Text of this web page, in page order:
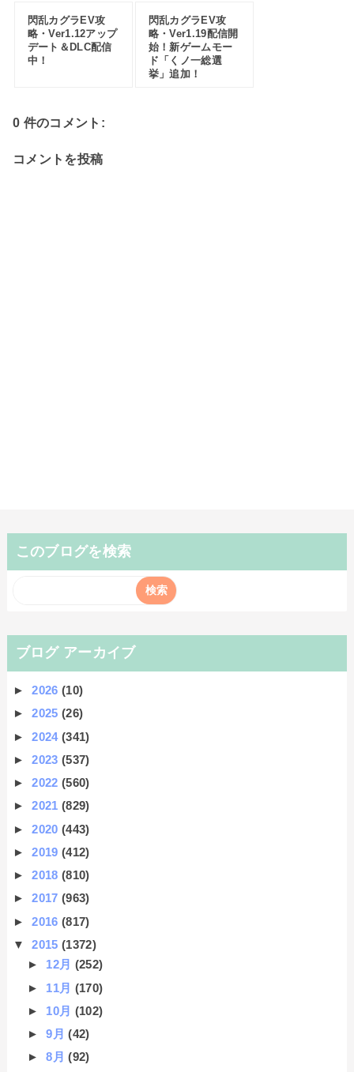
閃乱カグラEV攻
略・Ver1.12アップ
デート＆DLC配信
中！
閃乱カグラEV攻
略・Ver1.19配信開
始！新ゲームモー
ド「くノ一総選
挙」追加！
0 件のコメント:
コメントを投稿
このブログを検索
ブログ アーカイブ
►2026(10)
►2025(26)
►2024(341)
►2023(537)
►2022(560)
►2021(829)
►2020(443)
►2019(412)
►2018(810)
►2017(963)
►2016(817)
▼2015(1372)
► 12月 (252)
► 11月 (170)
► 10月 (102)
►9月(42)
►8月(92)